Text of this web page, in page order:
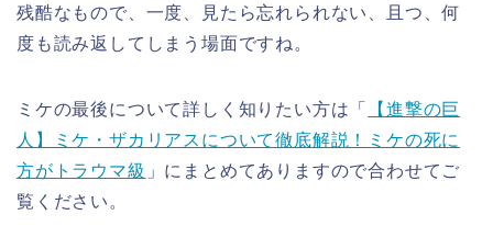
残酷なもので、一度、見たら忘れられない、且つ、何
度も読み返してしまう場面ですね。
ミケの最後について詳しく知りたい方は「
【進撃の巨
人】ミケ・ザカリアスについて徹底解説！ミケの死に
方がトラウマ級 」にまとめてありますので合わせてご
覧ください。